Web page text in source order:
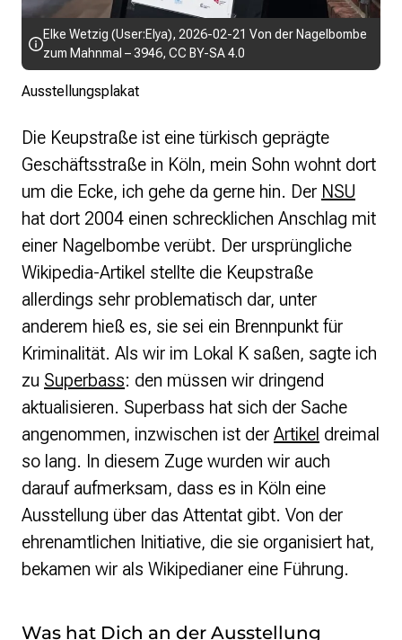
Elke Wetzig (User:Elya), 2026-02-21 Von der Nagelbombe
zum Mahnmal – 3946, CC BY-SA 4.0
Ausstellungsplakat
Die Keupstraße ist eine türkisch geprägte
Geschäftsstraße in Köln, mein Sohn wohnt dort
um die Ecke, ich gehe da gerne hin. Der NSU
hat dort 2004 einen schrecklichen Anschlag mit
einer Nagelbombe verübt. Der ursprüngliche
Wikipedia-Artikel stellte die Keupstraße
allerdings sehr problematisch dar, unter
anderem hieß es, sie sei ein Brennpunkt für
Kriminalität. Als wir im Lokal K saßen, sagte ich
zu Superbass: den müssen wir dringend
aktualisieren. Superbass hat sich der Sache
angenommen, inzwischen ist der Artikel dreimal
so lang. In diesem Zuge wurden wir auch
darauf aufmerksam, dass es in Köln eine
Ausstellung über das Attentat gibt. Von der
ehrenamtlichen Initiative, die sie organisiert hat,
bekamen wir als Wikipedianer eine Führung.
Was hat Dich an der Ausstellung